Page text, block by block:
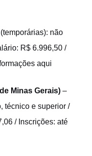
não
R$ 6.996,50 /
aqui
Minas Gerais) –
técnico e superior /
/ Inscrições: até